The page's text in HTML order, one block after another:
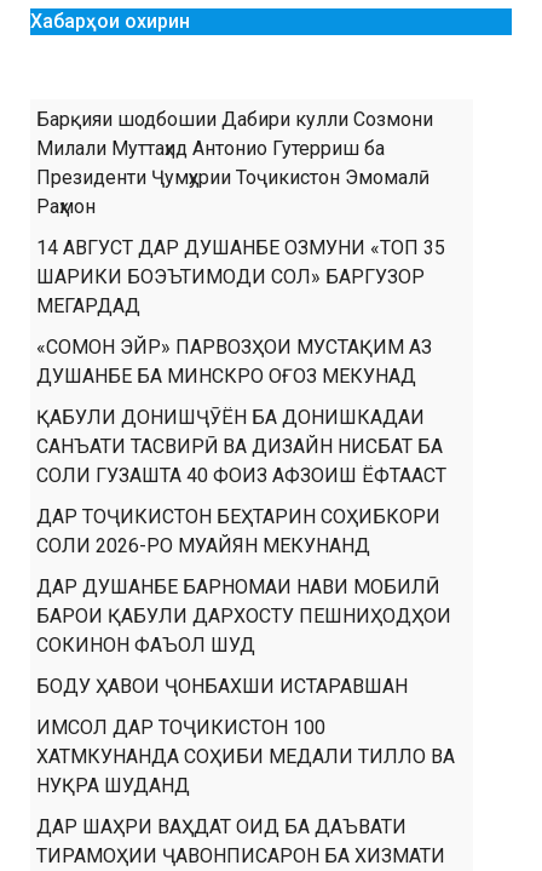
Хабарҳои охирин
Барқияи шодбошии Дабири кулли Созмони
Милали Муттаҳид Антонио Гутерриш ба
Президенти Ҷумҳурии Тоҷикистон Эмомалӣ
Раҳмон
14 АВГУСТ ДАР ДУШАНБЕ ОЗМУНИ «ТОП 35
ШАРИКИ БОЭЪТИМОДИ СОЛ» БАРГУЗОР
МЕГАРДАД
«СОМОН ЭЙР» ПАРВОЗҲОИ МУСТАҚИМ АЗ
ДУШАНБЕ БА МИНСКРО ОҒОЗ МЕКУНАД
ҚАБУЛИ ДОНИШҶӮЁН БА ДОНИШКАДАИ
САНЪАТИ ТАСВИРӢ ВА ДИЗАЙН НИСБАТ БА
СОЛИ ГУЗАШТА 40 ФОИЗ АФЗОИШ ЁФТААСТ
ДАР ТОҶИКИСТОН БЕҲТАРИН СОҲИБКОРИ
СОЛИ 2026-РО МУАЙЯН МЕКУНАНД
ДАР ДУШАНБЕ БАРНОМАИ НАВИ МОБИЛӢ
БАРОИ ҚАБУЛИ ДАРХОСТУ ПЕШНИҲОДҲОИ
СОКИНОН ФАЪОЛ ШУД
БОДУ ҲАВОИ ҶОНБАХШИ ИСТАРАВШАН
ИМСОЛ ДАР ТОҶИКИСТОН 100
ХАТМКУНАНДА СОҲИБИ МЕДАЛИ ТИЛЛО ВА
НУҚРА ШУДАНД
ДАР ШАҲРИ ВАҲДАТ ОИД БА ДАЪВАТИ
ТИРАМОҲИИ ҶАВОНПИСАРОН БА ХИЗМАТИ